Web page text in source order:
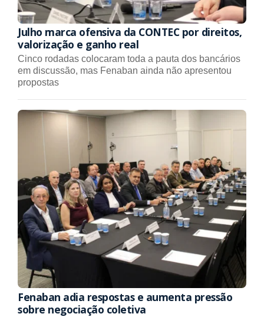
Julho marca ofensiva da CONTEC por direitos,
valorização e ganho real
Cinco rodadas colocaram toda a pauta dos bancários
em discussão, mas Fenaban ainda não apresentou
propostas
Fenaban adia respostas e aumenta pressão
sobre negociação coletiva